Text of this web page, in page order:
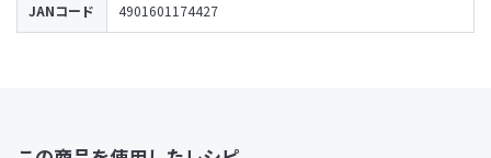
JANコード 4901601174427